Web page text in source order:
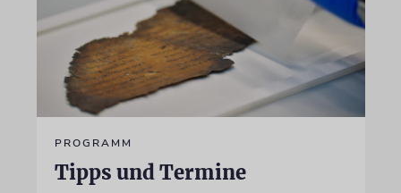
PROGRAMM
Tipps und Termine